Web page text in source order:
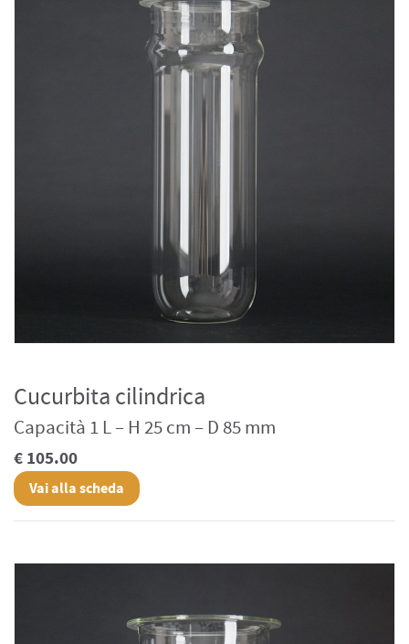
Cucurbita cilindrica
Capacità 1 L – H 25 cm – D 85 mm
€ 105.00
Vai alla scheda